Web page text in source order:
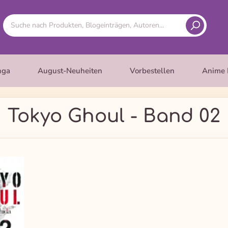
August-Neuheiten Vorbestellen Anime
Tokyo Ghoul - Band 02